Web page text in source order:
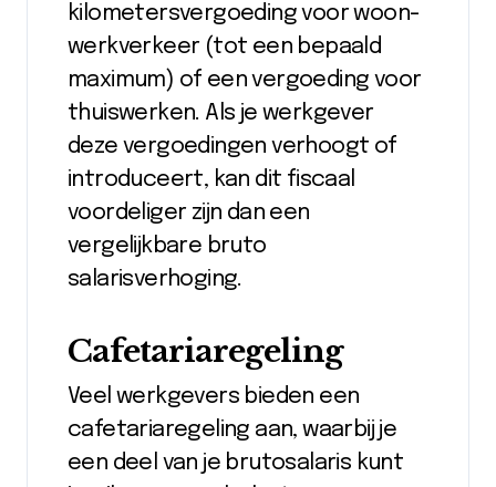
kilometersvergoeding voor woon-
werkverkeer (tot een bepaald
maximum) of een vergoeding voor
thuiswerken. Als je werkgever
deze vergoedingen verhoogt of
introduceert, kan dit fiscaal
voordeliger zijn dan een
vergelijkbare bruto
salarisverhoging.
Cafetariaregeling
Veel werkgevers bieden een
cafetariaregeling aan, waarbij je
een deel van je brutosalaris kunt